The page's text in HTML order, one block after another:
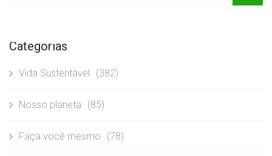
Categorias
Vida Sustentável (382)
Nosso planeta (85)
Faça você mesmo (78)